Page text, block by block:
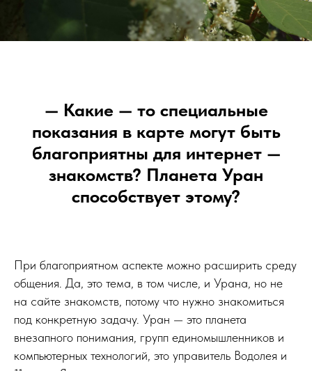
— Какие — то специальные
показания в карте могут быть
благоприятны для интернет —
знакомств? Планета Уран
способствует этому?
При благоприятном аспекте можно расширить среду
общения. Да, это тема, в том числе, и Урана, но не
на сайте знакомств, потому что нужно знакомиться
под конкретную задачу. Уран — это планета
внезапного понимания, групп единомышленников и
компьютерных технологий, это управитель Водолея и